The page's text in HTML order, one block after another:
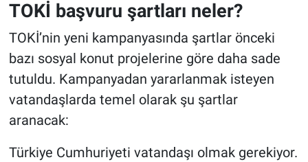
TOKİ başvuru şartları neler?
TOKİ’nin yeni kampanyasında şartlar önceki
bazı sosyal konut projelerine göre daha sade
tutuldu. Kampanyadan yararlanmak isteyen
vatandaşlarda temel olarak şu şartlar
aranacak:
Türkiye Cumhuriyeti vatandaşı olmak gerekiyor.